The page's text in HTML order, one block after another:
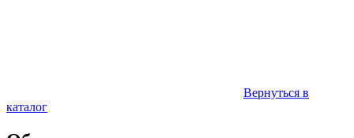
Вернуться в
каталог